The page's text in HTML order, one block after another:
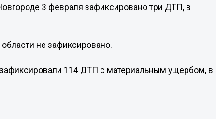
3 февраля зафиксировано три ДТП, в
не зафиксировано.
114 ДТП с материальным ущербом, в